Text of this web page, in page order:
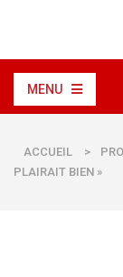
MENU
ACCUEIL >
PLAIRAIT BIEN »